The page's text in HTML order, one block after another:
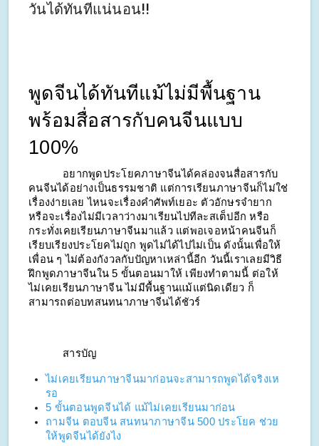
วันได้ทันทีแน่นอน!!
พูดจีนได้ทันทีแม้ไม่มีพื้นฐาน
พร้อมสื่อสารกับคนจีนแบบ
100%
อยากพูดประโยคภาษาจีนได้คล่องจนสื่อสารกับ
คนจีนได้อย่างเป็นธรรมชาติ แต่การเรียนภาษาจีนก็ไม่ใช่
เรื่องง่ายเลย ไหนจะเรื่องคำศัพท์เยอะ ตัวอักษรจำยาก
หรือจะเรื่องไม่มีเวลาว่างมาเรียนไปทีละสเต็ปอีก หรือ
กระทั่งเคยเรียนภาษาจีนมาแล้ว แต่พอเจอหน้าคนจีนก็
เรียบเรียงประโยคไม่ถูก พูดไม่ได้ไปไม่เป็น ดังนั้นเพื่อให้
เพื่อน ๆ ไม่ต้องกังวลกับปัญหาเหล่านี้อีก วันนี้เราเลยมีวิธี
ฝึกพูดภาษาจีนใน 5 ขั้นตอนมาให้ เพียงทำตามนี้ ต่อให้
ไม่เคยเรียนภาษาจีน ไม่มีพื้นฐานแม้แต่นิดเดียว ก็
สามารถต่อบทสนทนาภาษาจีนได้ชัวร์
สารบัญ
ไม่เคยเรียนภาษาจีนมาก่อนจะสามารถพูดได้จริงเห
รอ
5 ขั้นตอนพูดจีนได้ แม้ไม่เคยเรียนมาก่อน
ถามจีน ตอบจีน สนทนาภาษาจีน 500 ประโยค ช่วย
ให้พูดจีนได้ยังไง